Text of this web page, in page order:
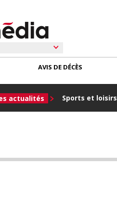
actualités Sports et loisirs
AVIS DE DÉCÈS